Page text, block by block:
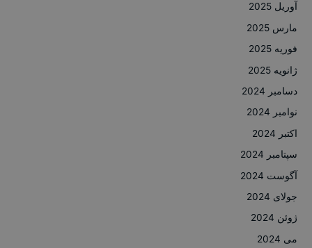
آوریل 2025
مارس 2025
فوریه 2025
ژانویه 2025
دسامبر 2024
نوامبر 2024
اکتبر 2024
سپتامبر 2024
آگوست 2024
جولای 2024
ژوئن 2024
می 2024